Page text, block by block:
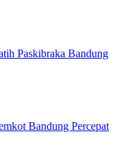
Paskibraka Bandung
Bandung Percepat